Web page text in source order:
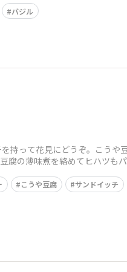
バジル
持って花見にどうぞ。こうや
腐の薄味煮を絡めてヒハツも
こうや豆腐 サンドイッチ